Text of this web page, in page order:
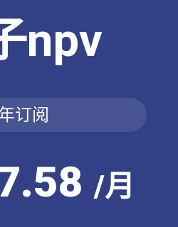
npv
订阅
/月